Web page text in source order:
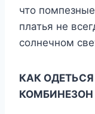
что
платья не
солнечном
КАК
КОМБИНЕЗОН